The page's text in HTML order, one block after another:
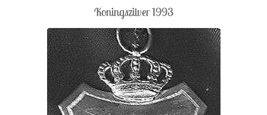
Koningszilver 1993